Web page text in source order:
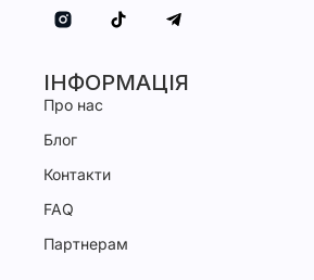
ІНФОРМАЦІЯ
Про нас
Блог
Контакти
FAQ
Партнерам